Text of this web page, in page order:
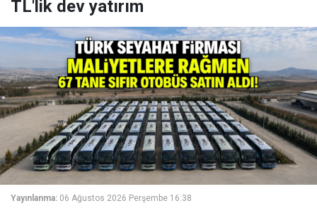
TL'lik dev yatırım
Yayınlanma: 06 Ağustos 2026 Perşembe 16:38